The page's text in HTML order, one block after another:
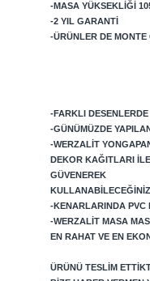
-MASA YÜKSEKLIĞI
-2 YIL GARANTI
-ÜRÜNLER DE
-FARKLI
-GÜNÜMÜZDE
-WERZALIT
DEKOR KAĞITLARI
GÜVENEREK
-KENARLARINDA PVC
-WERZALIT MASA
EN RAHAT VE EN
ÜRÜNÜ TESLIM